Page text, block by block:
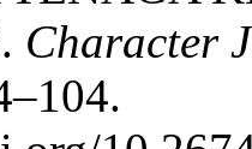
Character